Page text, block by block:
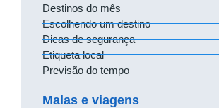
Destinos do mês
Escolhendo um destino
Dicas de segurança
Etiqueta local
Previsão do tempo
Malas e viagens